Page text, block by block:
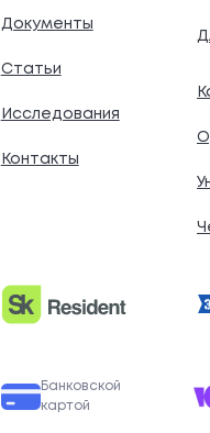
Документы
Статьи
Исследования
Контакты
Банковской
картой